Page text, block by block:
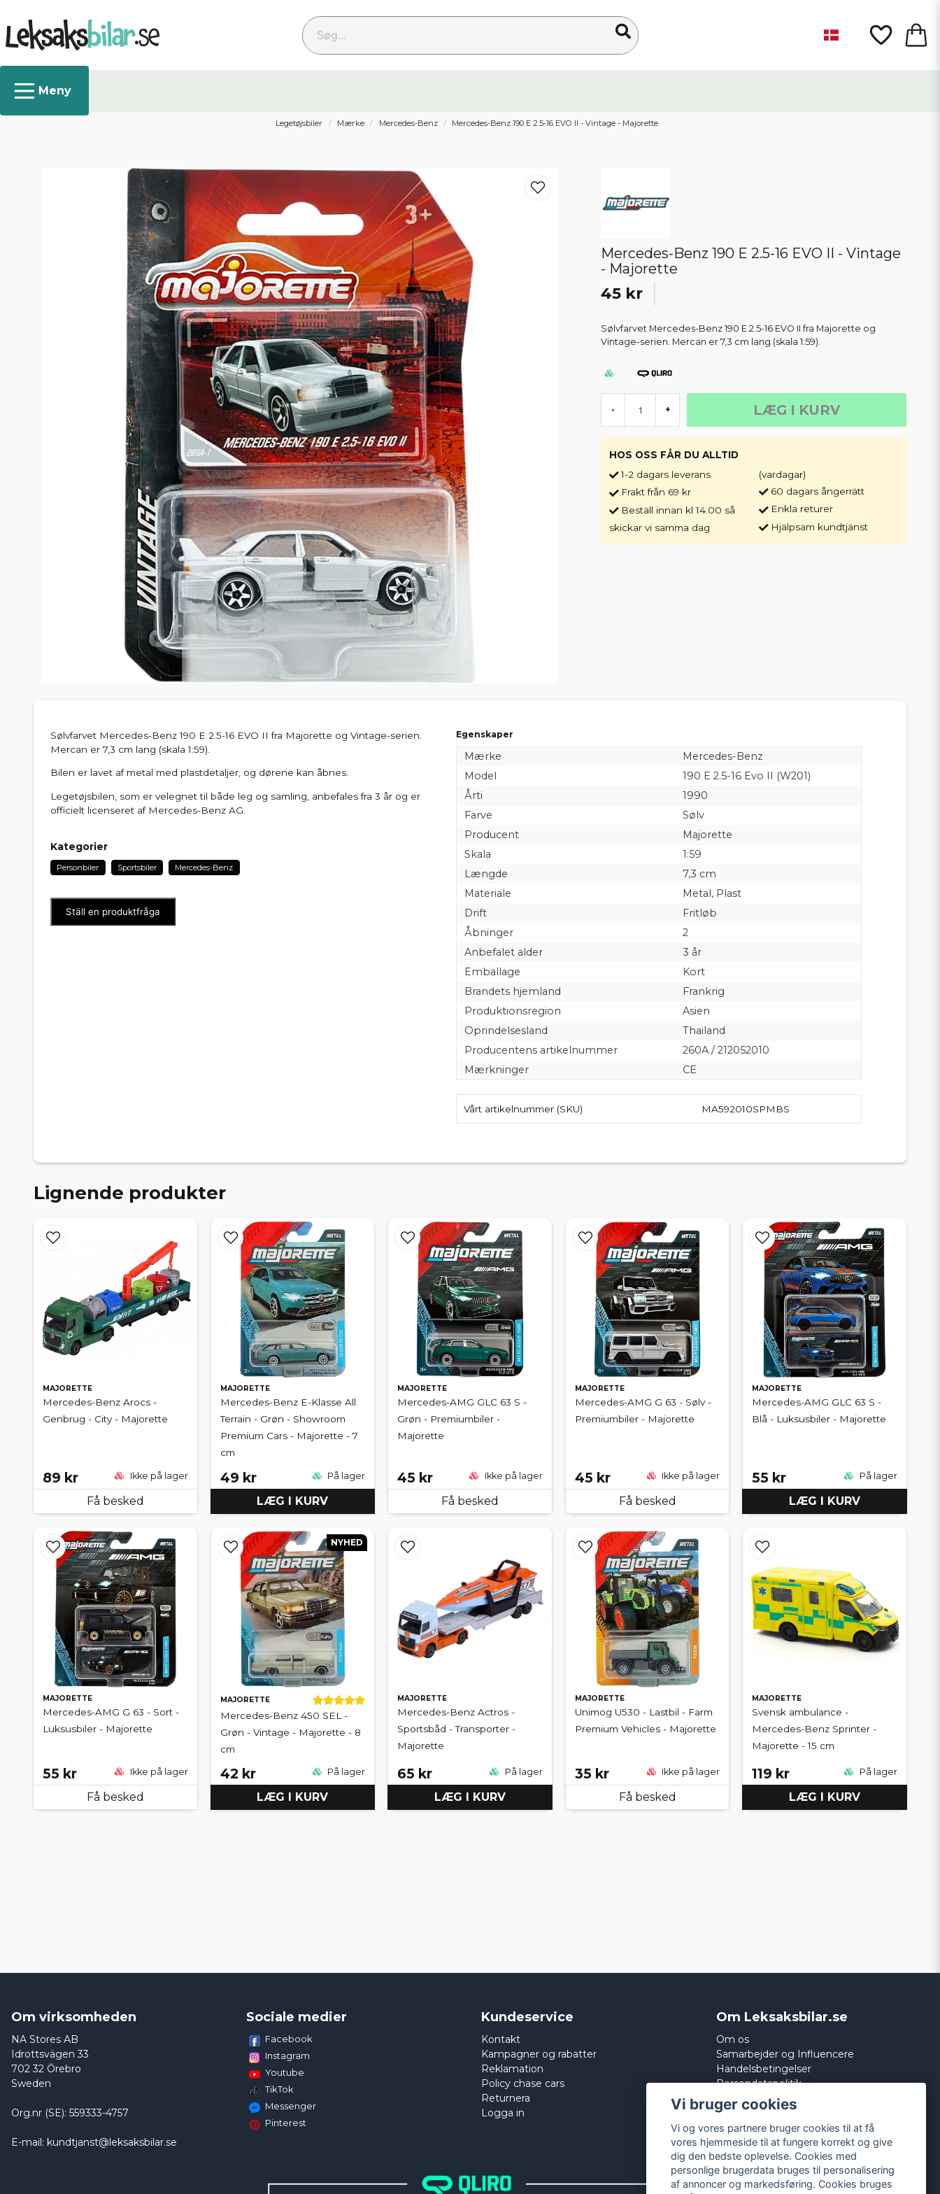
Søg...
Legetøjsbiler Mærke Mercedes-Benz Mercedes-Benz 190 E 2.5-16 EVO II - Vintage - Majorette
Mercedes-Benz 190 E 2.5-16 EVO II - Vintage
- Majorette
45 kr
Sølvfarvet Mercedes-Benz 190 E 2.5-16 EVO II fra Majorette og
Vintage-serien. Mercan er 7,3 cm lang (skala 1:59).
- + LÆG I KURV
HOS OSS FÅR DU ALLTID
1-2 dagars leverans
Frakt från 69 kr
Beställ innan kl 14.00 så
skickar vi samma dag
(vardagar)
60 dagars ångerrätt
Enkla returer
Hjälpsam kundtjänst
Sølvfarvet Mercedes-Benz 190 E 2.5-16 EVO II fra Majorette og Vintage-serien.
Mercan er 7,3 cm lang (skala 1:59).
Bilen er lavet af metal med plastdetaljer, og dørene kan åbnes.
Legetøjsbilen, som er velegnet til både leg og samling, anbefales fra 3 år og er
officielt licenseret af Mercedes-Benz AG.
Kategorier
Personbiler Sportsbiler Mercedes-Benz
Ställ en produktfråga
Egenskaper
Mærke
Mercedes-Benz
Model
190 E 2.5-16 Evo II (W201)
Årti
1990
Farve
Sølv
Producent
Majorette
Skala
1:59
Længde
7,3 cm
Materiale
Metal, Plast
Drift
Fritløb
Åbninger
2
Anbefalet alder
3 år
Emballage
Kort
Brandets hjemland
Frankrig
Produktionsregion
Asien
Oprindelsesland
Thailand
Producentens artikelnummer
260A / 212052010
Mærkninger
CE
Vårt artikelnummer (SKU) MA592010SPMBS
Lignende produkter
MAJORETTE
Mercedes-Benz Arocs -
Genbrug - City - Majorette
89 kr Ikke på lager
Få besked
MAJORETTE
Mercedes-Benz E-Klasse All
Terrain - Grøn - Showroom
Premium Cars - Majorette - 7
cm
49 kr På lager
LÆG I KURV
MAJORETTE
Mercedes-AMG GLC 63 S -
Grøn - Premiumbiler -
Majorette
45 kr Ikke på lager
Få besked
MAJORETTE
Mercedes-AMG G 63 - Sølv -
Premiumbiler - Majorette
45 kr Ikke på lager
Få besked
MAJORETTE
Mercedes-AMG GLC 63 S -
Blå - Luksusbiler - Majorette
55 kr På lager
LÆG I KURV
MAJORETTE
Mercedes-AMG G 63 - Sort -
Luksusbiler - Majorette
55 kr Ikke på lager
Få besked
MAJORETTE
Mercedes-Benz 450 SEL -
Grøn - Vintage - Majorette - 8
cm
42 kr På lager
LÆG I KURV
NYHED
MAJORETTE
Mercedes-Benz Actros -
Sportsbåd - Transporter -
Majorette
65 kr På lager
LÆG I KURV
MAJORETTE
Unimog U530 - Lastbil - Farm
Premium Vehicles - Majorette
35 kr Ikke på lager
Få besked
MAJORETTE
Svensk ambulance -
Mercedes-Benz Sprinter -
Majorette - 15 cm
119 kr På lager
LÆG I KURV
Om virksomheden
NA Stores AB
Idrottsvägen 33
702 32 Örebro
Sweden
Org.nr (SE): 559333-4757
E-mail: kundtjanst@leksaksbilar.se
Sociale medier
Facebook
Instagram
Youtube
TikTok
Messenger
Pinterest
Kundeservice
Kontakt
Kampagner og rabatter
Reklamation
Policy chase cars
Returnera
Logga in
Om Leksaksbilar.se
Om os
Samarbejder og Influencere
Handelsbetingelser
Persondatapolitik
Cookies
Vi bruger cookies
Vi og vores partnere bruger cookies til at få
vores hjemmeside til at fungere korrekt og give
dig den bedste oplevelse. Cookies med
personlige brugerdata bruges til personalisering
af annoncer og markedsføring. Cookies bruges